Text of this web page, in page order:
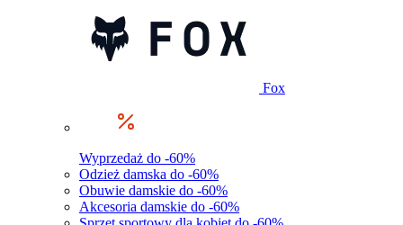
Fox
Wyprzedaż do -60%
Odzież damska do -60%
Obuwie damskie do -60%
Akcesoria damskie do -60%